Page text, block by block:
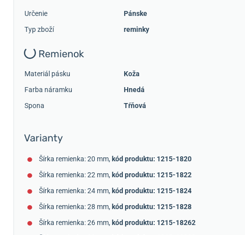
Určenie
Pánske
Typ zboží
reminky
Remienok
Materiál pásku
Koža
Farba náramku
Hnedá
Spona
Tŕňová
Varianty
Šírka remienka: 20 mm, kód produktu: 1215-1820
Šírka remienka: 22 mm, kód produktu: 1215-1822
Šírka remienka: 24 mm, kód produktu: 1215-1824
Šírka remienka: 28 mm, kód produktu: 1215-1828
Šírka remienka: 26 mm, kód produktu: 1215-18262